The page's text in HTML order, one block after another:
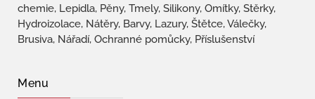
chemie, Lepidla, Pěny, Tmely, Silikony, Omítky, Stěrky,
Hydroizolace, Nátěry, Barvy, Lazury, Štětce, Válečky,
Brusiva, Nářadí, Ochranné pomůcky, Příslušenství
Menu